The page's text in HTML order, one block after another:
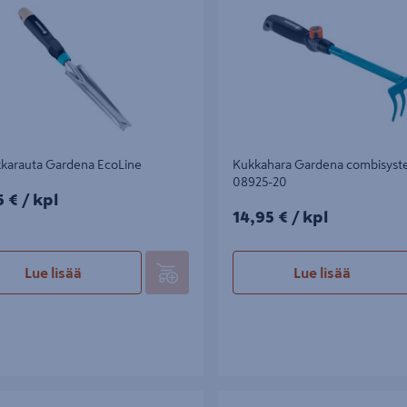
Gardena EcoLine
kpl
€ / kpl
Lue lisää
Kukkahara Gardena
08925-20
14,95€/kpl
14,95 € / kpl
Lue lisää